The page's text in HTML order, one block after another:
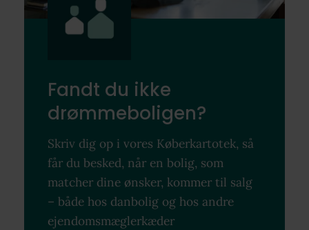
Fandt du ikke
drømmeboligen?
Skriv dig op i vores Køberkartotek, så
får du besked, når en bolig, som
matcher dine ønsker, kommer til salg
– både hos danbolig og hos andre
ejendomsmæglerkæder